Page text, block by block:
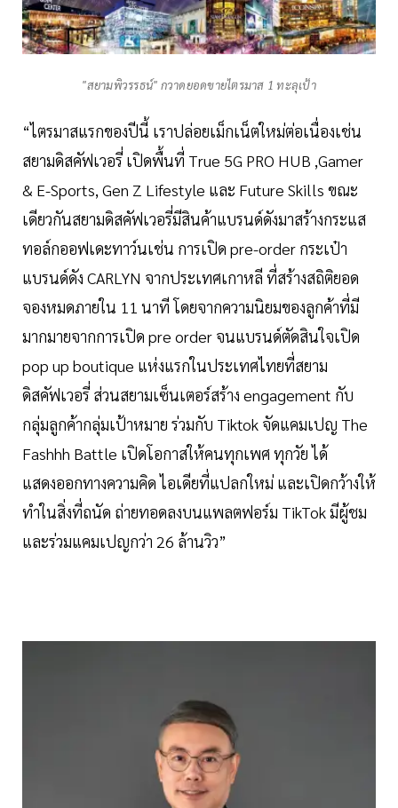
"สยามพิวรรธน์" กวาดยอดขายไตรมาส 1 ทะลุเป้า
“ไตรมาสแรกของปีนี้ เราปล่อยเม็กเน็ตใหม่ต่อเนื่องเช่น
สยามดิสคัฟเวอรี่ เปิดพื้นที่ True 5G PRO HUB ,Gamer
& E-Sports, Gen Z Lifestyle และ Future Skills ขณะ
เดียวกันสยามดิสคัฟเวอรี่มีสินค้าแบรนด์ดังมาสร้างกระแส
ทอล์กออฟเดะทาว์นเช่น การเปิด pre-order กระเป๋า
แบรนด์ดัง CARLYN จากประเทศเกาหลี ที่สร้างสถิติยอด
จองหมดภายใน 11 นาที โดยจากความนิยมของลูกค้าที่มี
มากมายจากการเปิด pre order จนแบรนด์ตัดสินใจเปิด
pop up boutique แห่งแรกในประเทศไทยที่สยาม
ดิสคัฟเวอรี่ ส่วนสยามเซ็นเตอร์สร้าง engagement กับ
กลุ่มลูกค้ากลุ่มเป้าหมาย ร่วมกับ Tiktok จัดแคมเปญ The
Fashhh Battle เปิดโอกาสให้คนทุกเพศ ทุกวัย ได้
แสดงออกทางความคิด ไอเดียที่แปลกใหม่ และเปิดกว้างให้
ทำในสิ่งที่ถนัด ถ่ายทอดลงบนแพลตฟอร์ม TikTok มีผู้ชม
และร่วมแคมเปญกว่า 26 ล้านวิว”